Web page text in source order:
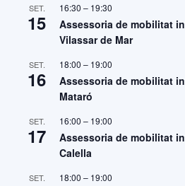
SET.
15
16:30 – 19:30
Assessoria de mobilitat
Vilassar de Mar
SET.
16
18:00 – 19:00
Assessoria de mobilitat
Mataró
SET.
17
16:00 – 19:00
Assessoria de mobilitat
Calella
SET. 18:00 – 19:00